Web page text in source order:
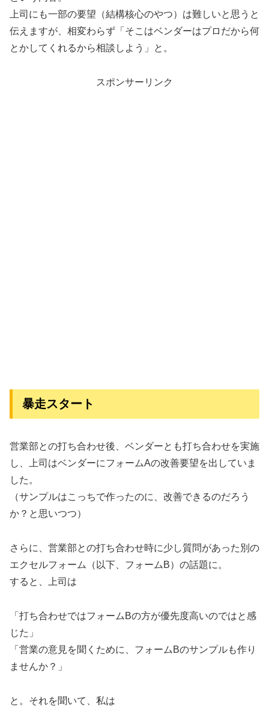
上司にも一部の要望（結構核心のやつ）は難しいと思うと
伝えますが、相変わらず「そこはベンダーはプロだから何
とかしてくれるから相談しよう」と。
スポンサーリンク
暴走スタート
営業部との打ち合わせ後、ベンダーとも打ち合わせを実施
し、上司はベンダーにフォームAの改善要望を出していま
した。
（サンプルはこっちで作ったのに、改善できるのだろう
か？と思いつつ）
さらに、営業部との打ち合わせ時に少し質問があった別の
エクセルフォーム（以下、フォームB）の話題に。
すると、上司は
「打ち合わせではフォームBの方が優先度高いのではと感
じた」
「営業の意見を聞くために、フォームBのサンプルも作り
ませんか？」
と。それを聞いて、私は